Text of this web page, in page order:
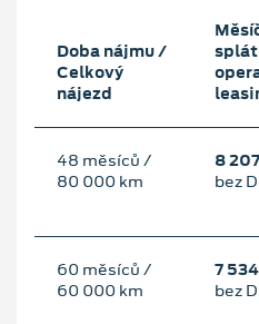
Doba nájmu /
Celkový
nájezd
48 měsíců /
80 000 km
8
bez
60 měsíců /
60 000 km
7
bez